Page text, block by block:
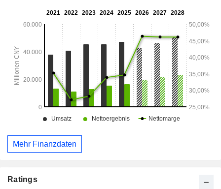
Mehr Finanzdaten
Ratings